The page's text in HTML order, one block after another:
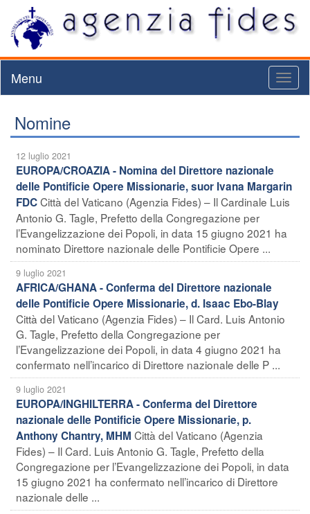
Menu
Nomine
12 luglio 2021
EUROPA/CROAZIA - Nomina del Direttore nazionale
delle Pontificie Opere Missionarie, suor Ivana Margarin
FDCCittà del Vaticano (Agenzia Fides) – Il Cardinale Luis
Antonio G. Tagle, Prefetto della Congregazione per
l’Evangelizzazione dei Popoli, in data 15 giugno 2021 ha
nominato Direttore nazionale delle Pontificie Opere ...
9 luglio 2021
AFRICA/GHANA - Conferma del Direttore nazionale
delle Pontificie Opere Missionarie, d. Isaac Ebo-Blay
Città del Vaticano (Agenzia Fides) – Il Card. Luis Antonio
G. Tagle, Prefetto della Congregazione per
l’Evangelizzazione dei Popoli, in data 4 giugno 2021 ha
confermato nell’incarico di Direttore nazionale delle P ...
9 luglio 2021
EUROPA/INGHILTERRA - Conferma del Direttore
nazionale delle Pontificie Opere Missionarie, p.
Anthony Chantry, MHM Città del Vaticano (Agenzia
Fides) – Il Card. Luis Antonio G. Tagle, Prefetto della
Congregazione per l’Evangelizzazione dei Popoli, in data
15 giugno 2021 ha confermato nell’incarico di Direttore
nazionale delle ...